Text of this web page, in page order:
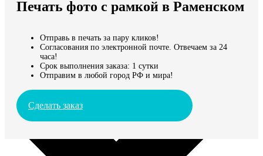
Мы доставляем по всему миру
Продолжить без города
Печать фото с рамкой в Раменском
Отправь в печать за пару кликов!
Согласования по электронной почте. Отвечаем за 24
часа!
Срок выполнения заказа: 1 сутки
Отправим в любой город РФ и мира!
Сделать заказ